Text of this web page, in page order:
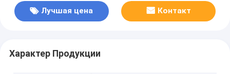
Лучшая цена Контакт
Характер Продукции